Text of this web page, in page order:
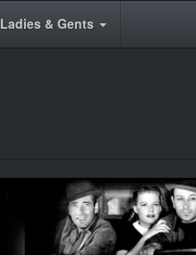
Ladies & Gents